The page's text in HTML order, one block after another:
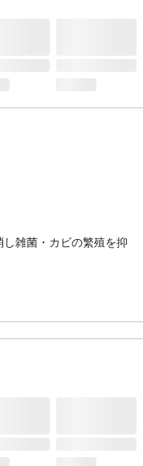
雑菌・カビの繁殖を抑